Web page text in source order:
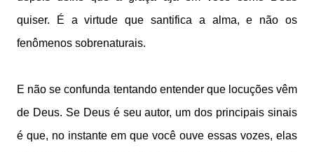
quiser. É a virtude que santifica a alma, e não os
fenômenos sobrenaturais.
E não se confunda tentando entender que locuções vêm
de Deus. Se Deus é seu autor, um dos principais sinais
é que, no instante em que você ouve essas vozes, elas